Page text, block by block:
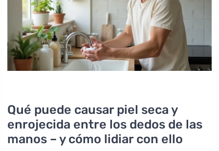
Qué puede causar piel seca y
enrojecida entre los dedos de las
manos – y cómo lidiar con ello